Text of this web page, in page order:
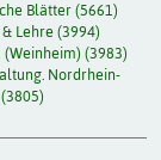
Blätter (5661)
Lehre (3994)
(Weinheim) (3983)
Nordrhein-